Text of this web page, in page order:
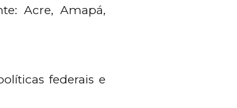
Acre, Amapá,
federais e